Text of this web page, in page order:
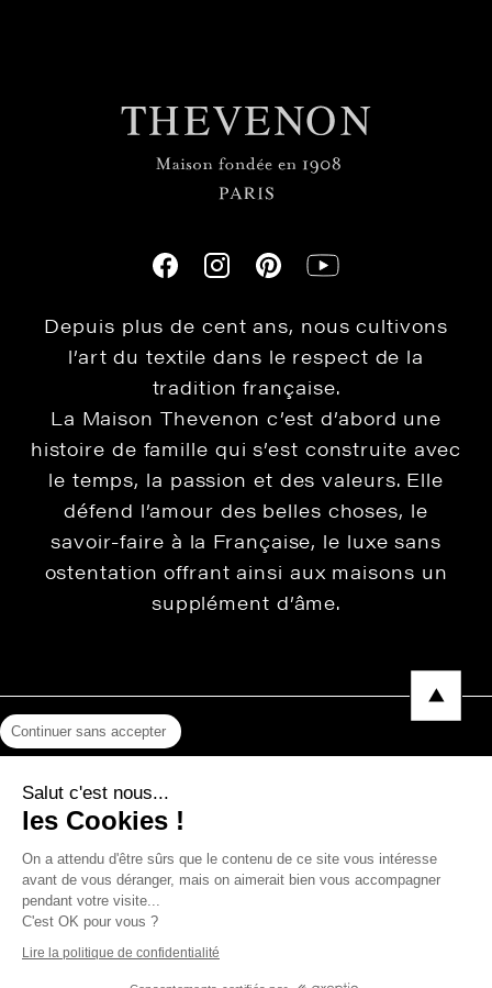
Depuis plus de cent ans, nous cultivons
l’art du textile dans le respect de la
tradition française.
La Maison Thevenon c’est d’abord une
histoire de famille qui s’est construite avec
le temps, la passion et des valeurs. Elle
défend l’amour des belles choses, le
savoir-faire à la Française, le luxe sans
ostentation offrant ainsi aux maisons un
supplément d’âme.
Protection des données
Photos, Vidéos & Catalogues
Continuer sans accepter
Salut c'est nous...
les Cookies !
On a attendu d'être sûrs que le contenu de ce site vous intéresse
avant de vous déranger, mais on aimerait bien vous accompagner
pendant votre visite...
C'est OK pour vous ?
Lire la politique de confidentialité